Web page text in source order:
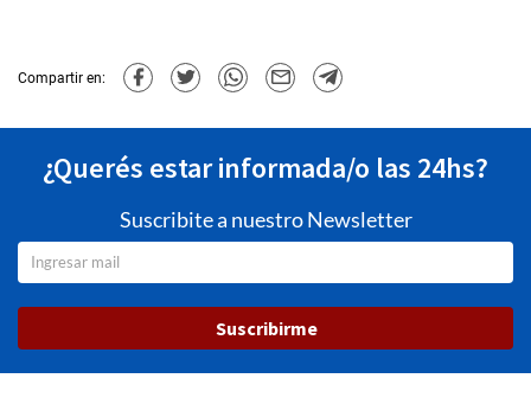
Compartir en:
¿Querés estar informada/o las 24hs?
Suscribite a nuestro Newsletter
Suscribirme